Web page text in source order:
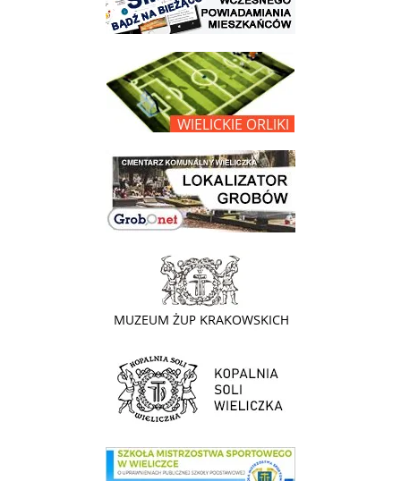
link do opisu projektu Wielickie Orliki
link do lokalizatora grobów na wielickim cmentarzu - grobnet
link do strony - Muzeum Żup Krakowskich Wieliczka
link do strony Kopalni Soli Wieliczka
link do SMS Wieliczka